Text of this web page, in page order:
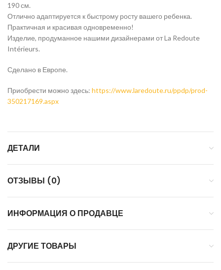
190 см.
Отлично адаптируется к быстрому росту вашего ребенка.
Практичная и красивая одновременно!
Изделие, продуманное нашими дизайнерами от La Redoute
Intérieurs.
Сделано в Европе.
Приобрести можно здесь: https://www.laredoute.ru/ppdp/prod-
350217169.aspx
ДЕТАЛИ
ОТЗЫВЫ (0)
ИНФОРМАЦИЯ О ПРОДАВЦЕ
ДРУГИЕ ТОВАРЫ